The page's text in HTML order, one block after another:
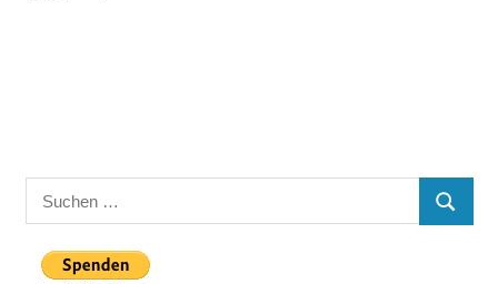
nach:
SUCHEN